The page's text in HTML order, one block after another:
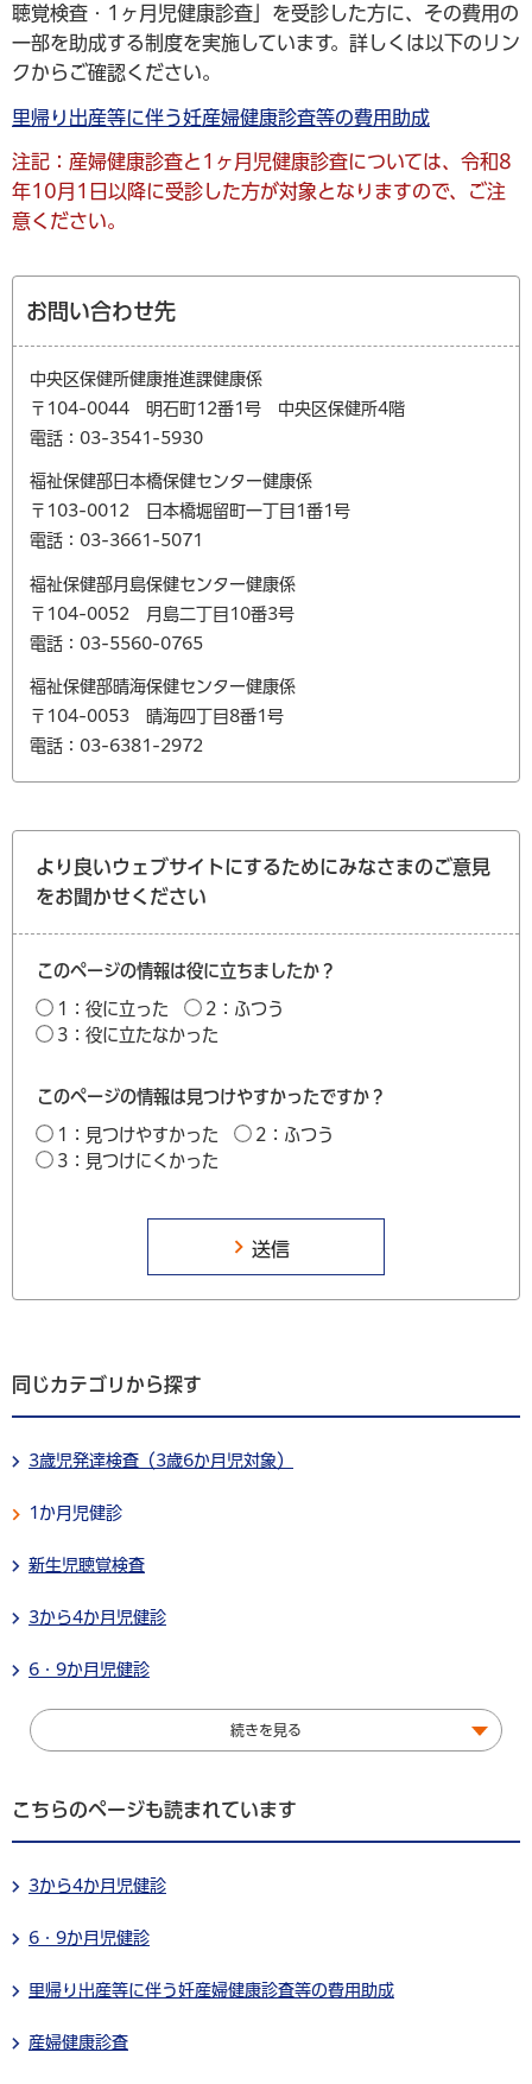
聴覚検査・1ヶ月児健康診査」を受診した方に、その費用の
一部を助成する制度を実施しています。詳しくは以下のリン
クからご確認ください。
里帰り出産等に伴う妊産婦健康診査等の費用助成
注記：産婦健康診査と1ヶ月児健康診査については、令和8
年10月1日以降に受診した方が対象となりますので、ご注
意ください。
お問い合わせ先
中央区保健所健康推進課健康係
〒104-0044 明石町12番1号 中央区保健所4階
電話：03-3541-5930
福祉保健部日本橋保健センター健康係
〒103-0012 日本橋堀留町一丁目1番1号
電話：03-3661-5071
福祉保健部月島保健センター健康係
〒104-0052 月島二丁目10番3号
電話：03-5560-0765
福祉保健部晴海保健センター健康係
〒104-0053 晴海四丁目8番1号
電話：03-6381-2972
より良いウェブサイトにするためにみなさまのご意見
をお聞かせください
このページの情報は役に立ちましたか？
1：役に立った
2：ふつう
3：役に立たなかった
このページの情報は見つけやすかったですか？
1：見つけやすかった
2：ふつう
3：見つけにくかった
同じカテゴリから探す
3歳児発達検査（3歳6か月児対象）
1か月児健診
新生児聴覚検査
3から4か月児健診
6・9か月児健診
続きを見る
こちらのページも読まれています
3から4か月児健診
6・9か月児健診
里帰り出産等に伴う妊産婦健康診査等の費用助成
産婦健康診査